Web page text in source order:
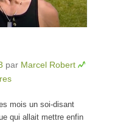
par Marcel Robert
mois un soi-disant
qui allait mettre enfin